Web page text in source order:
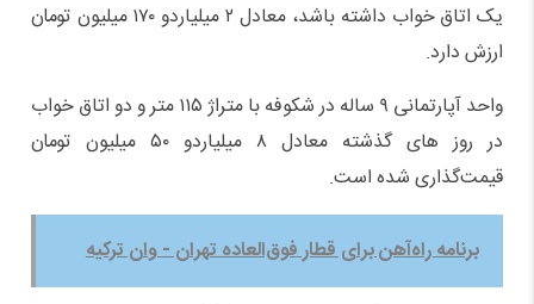
یک اتاق خواب داشته باشد، معادل ۲ میلیاردو ۱۷۰ میلیون تومان
ارزش دارد.
واحد آپارتمانی ۹ ساله در شکوفه با متراژ ۱۱۵ متر و دو اتاق خواب
در روز های گذشته معادل ۸ میلیاردو ۵۰ میلیون تومان
قیمت‌گذاری شده است.
برنامه راه‌آهن برای قطار فوق‌العاده تهران - وان ترکیه